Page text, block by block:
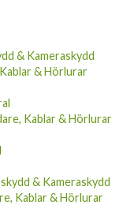
& Kameraskydd
& Hörlurar
Kablar & Hörlurar
& Kameraskydd
Kablar & Hörlurar